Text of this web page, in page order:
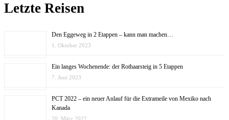
Letzte Reisen
Den Eggeweg in 2 Etappen – kann man machen…
1. Oktober 2023
Ein langes Wochenende: der Rothaarsteig in 5 Etappen
7. Juni 2023
PCT 2022 – ein neuer Anlauf für die Extrameile von Mexiko nach
Kanada
20. März 2022